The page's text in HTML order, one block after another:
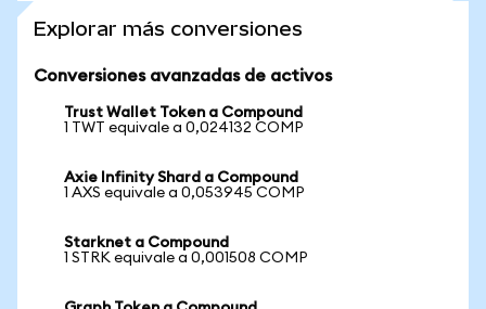
Explorar más conversiones
Conversiones avanzadas de activos
Trust Wallet Token a Compound
1 TWT equivale a 0,024132 COMP
Axie Infinity Shard a Compound
1 AXS equivale a 0,053945 COMP
Starknet a Compound
1 STRK equivale a 0,001508 COMP